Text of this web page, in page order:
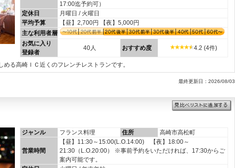
17:00迄予約可）
定休日
月曜日 / 火曜日
平均予算
【昼】2,700円 【夜】5,000円
主な利用者層
お気に入り
登録者
40人 おすすめ度 4.2 (4件)
る高崎ＩＣ近くのフレンチレストランです。
最終更新日：2026/08/03
ジャンル フランス料理 住所 高崎市高松町
営業時間
【昼】11:30～15:00(L.O.14:00) 【夜】18:00～
21:30（L.O.20:00） ※事前予約をいただければ、17:30からご
案内可能です。